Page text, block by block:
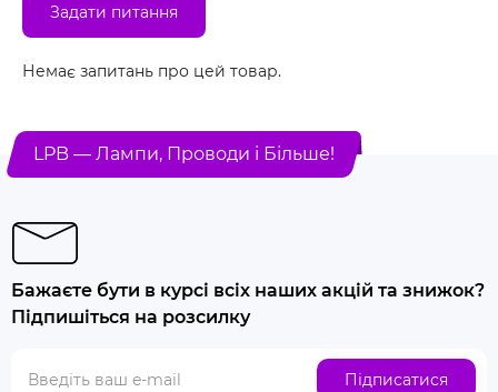
Задати питання
Немає запитань про цей товар.
LPB — Лампи, Проводи і Більше!
Бажаєте бути в курсі всіх наших акцій та знижок?
Підпишіться на розсилку
Підписатися